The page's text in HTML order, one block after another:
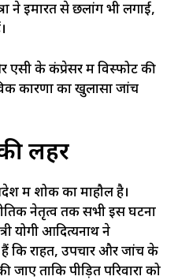
ने इमारत से छलांग भी लगाई,
एसी के कंप्रेसर में विस्फोट की
कारणों का खुलासा जांच
लहर
में शोक का माहौल है।
नेतृत्व तक सभी इस घटना
योगी आदित्यनाथ ने
हैं कि राहत, उपचार और जांच के
जाए ताकि पीड़ित परिवारों को